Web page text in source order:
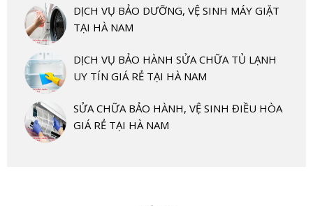
DỊCH VỤ BẢO DƯỠNG, VỆ SINH MÁY GIẶT
TẠI HÀ NAM
DỊCH VỤ BẢO HÀNH SỬA CHỮA TỦ LẠNH
UY TÍN GIÁ RẺ TẠI HÀ NAM
SỬA CHỮA BẢO HÀNH, VỆ SINH ĐIỀU HÒA
GIÁ RẺ TẠI HÀ NAM